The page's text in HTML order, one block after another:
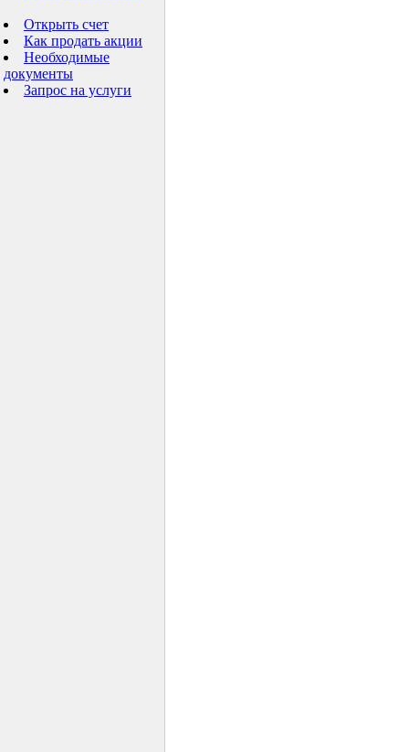
Открыть счет
Как продать акции
Необходимые
документы
Запрос на услуги